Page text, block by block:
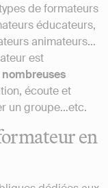
de formateurs
éducateurs,
animateurs…
est
nombreuses
écoute et
un groupe…etc.
en